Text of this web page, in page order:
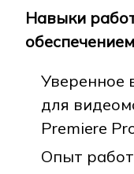
Навыки
обеспечением
Уверенное
для
Premiere
Опыт